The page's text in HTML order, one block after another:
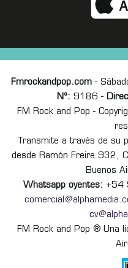
Fmrockandpop.com-
Nº: 9186 -
FM Rock and Pop -
Transmite a través de su
desde Ramón Freire 932,
Buenos
Whatsapp oyentes: +54
FM Rock and Pop ® Una